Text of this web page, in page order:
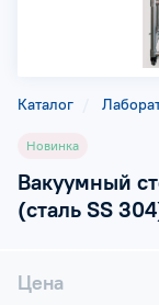
Каталог
Новинка
Вакуумный
(сталь SS
Цена